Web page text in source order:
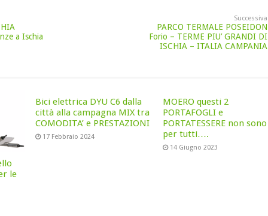
a Ischia
Successiva
PARCO TERMALE POSEIDON
Forio – TERME PIU’ GRANDI DI
ISCHIA – ITALIA CAMPANIA
le
Bici elettrica DYU C6 dalla
città alla campagna MIX tra
COMODITA’ e PRESTAZIONI
17 Febbraio 2024
MOERO questi 2
PORTAFOGLI e
PORTATESSERE non sono
per tutti….
14 Giugno 2023